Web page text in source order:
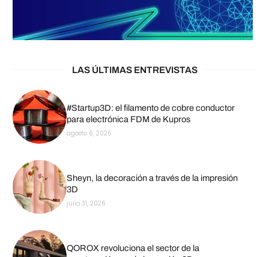
LAS ÚLTIMAS ENTREVISTAS
#Startup3D: el filamento de cobre conductor
para electrónica FDM de Kupros
agosto 6, 2026
Sheyn, la decoración a través de la impresión
3D
julio 31, 2026
QOROX revoluciona el sector de la